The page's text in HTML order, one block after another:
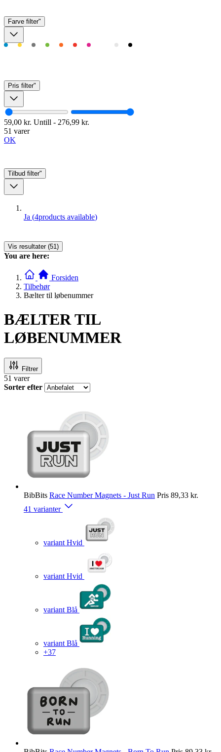
Farve filter"
Pris filter"
59,00 kr. Untill - 276,99 kr.
51 varer
OK
Tilbud filter"
Ja (4products available)
Vis resultater (51)
You are here:
Forsiden
Tilbehør
Bælter til løbenummer
BÆLTER TIL
LØBENUMMER
Filtrer
51 varer
Sorter efter
BibBits Race Number Magnets - Just Run Pris 89,33 kr.
41 varianter
variant Hvid
variant Hvid
variant Blå
variant Blå
+37